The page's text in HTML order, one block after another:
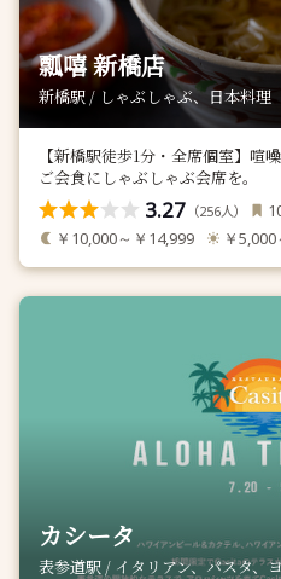
瓢嘻 新橋店
新橋駅 / しゃぶしゃぶ、日本料理
【新橋駅徒歩1分・全席個室】喧
ご会食にしゃぶしゃぶ会席を。
3.27 （256人）
￥10,000～￥14,999 ￥
カシータ
表参道駅 / イタリアン、パスタ、